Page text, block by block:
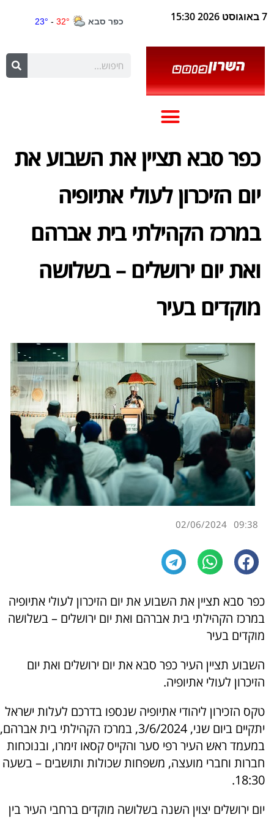
7 באוגוסט 2026 15:30
כפר סבא תציין את השבוע את
יום הזיכרון לעולי אתיופיה
במרכז הקהילתי בית אברהם
ואת יום ירושלים – בשלושה
מוקדים בעיר
09:38
02/06/2024
כפר סבא תציין את השבוע את יום הזיכרון לעולי אתיופיה
במרכז הקהילתי בית אברהם ואת יום ירושלים – בשלושה
מוקדים בעיר
השבוע תציין העיר כפר סבא את יום ירושלים ואת יום
הזיכרון לעולי אתיופיה.
טקס הזכירון ליהודי אתיופיה שנספו בדרכם לעלות ישראל
יתקיים ביום שני, 3/6/2024, במרכז הקהילתי בית אברהם,
במעמד ראש העיר רפי סער והקייס קסאו זימרו, ובנוכחות
חברות וחברי מועצה, משפחות שכולות ותושבים – בשעה
18:30.
יום ירושלים יצוין השנה בשלושה מוקדים ברחבי העיר בין